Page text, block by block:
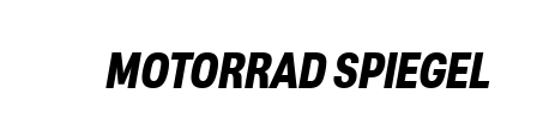
MOTORRAD SPIEGEL